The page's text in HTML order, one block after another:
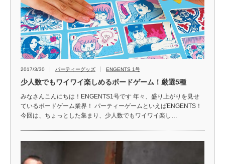
2017/3/30 パーティーグッズ ENGENTS 1号
少人数でもワイワイ楽しめるボードゲーム！厳選5種
みなさんこんにちは！ENGENTS1号です 年々、盛り上がりを見せ
ているボードゲーム業界！ パーティーゲームといえばENGENTS！
今回は、ちょっとした集まり、少人数でもワイワイ楽し…